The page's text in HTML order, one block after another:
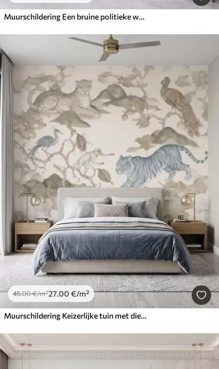
Muurschildering Een bruine politieke wereldkaart met vlaggen in het Engels
45.00€/m²27.00 €/m²
Muurschildering Keizerlijke tuin met dieren in oosterse stijl — aap, luipaard, tijger, pauw en reiger